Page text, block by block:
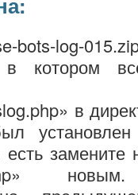
bots-log-
в котором
в
замените
новым.